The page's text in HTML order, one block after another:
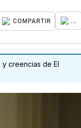
COMPARTIR ...
creencias de El